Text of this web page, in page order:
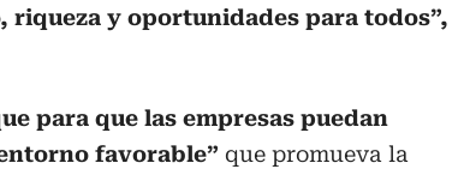
riqueza y oportunidades para todos”,
para que las empresas puedan
favorable” que promueva la